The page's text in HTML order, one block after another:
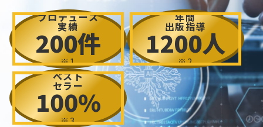
プロデュース
実績
200件
※1
年間
出版指導
1200人
※2
ベスト
セラー
100%
※3